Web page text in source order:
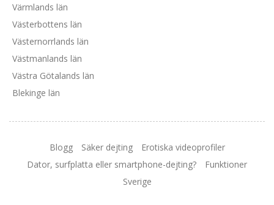
Värmlands län
Västerbottens län
Västernorrlands län
Västmanlands län
Västra Götalands län
Blekinge län
Blogg Säker dejting
Erotiska videoprofiler
Dator, surfplatta eller smartphone-dejting?
Funktioner
Sverige